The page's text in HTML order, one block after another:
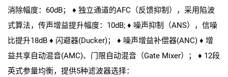
消除幅度：60dB； ♦ 独立通道的AFC（反馈抑制），采用陷波
式算法，传声增益提升幅度：10dB; ♦ 噪声抑制（ANS），信噪
比提升18dB ♦ 闪避器(Ducker)； ♦ 噪声增益补偿器(ANC) ♦ 增
益共享自动混音(AMC)、门限自动混音（Gate Mixer）； ♦ 12段
英式参量均衡，提供5种滤波器选择：